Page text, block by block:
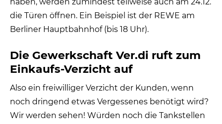
haben, werden zumindest teilweise auch am 24.12.
die Türen öffnen. Ein Beispiel ist der REWE am
Berliner Hauptbahnhof (bis 18 Uhr).
Die Gewerkschaft Ver.di ruft zum
Einkaufs-Verzicht auf
Also ein freiwilliger Verzicht der Kunden, wenn
noch dringend etwas Vergessenes benötigt wird?
Wir werden sehen! Würden noch die Tankstellen